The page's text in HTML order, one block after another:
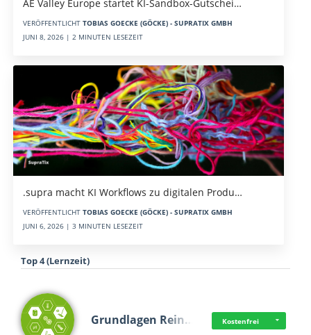
AE Valley Europe startet KI-Sandbox-Gutschei…
VERÖFFENTLICHT TOBIAS GOECKE (GÖCKE) - SUPRATIX GMBH
JUNI 8, 2026 | 2 MINUTEN LESEZEIT
.supra macht KI Workflows zu digitalen Produ…
VERÖFFENTLICHT TOBIAS GOECKE (GÖCKE) - SUPRATIX GMBH
JUNI 6, 2026 | 3 MINUTEN LESEZEIT
Top 4 (Lernzeit)
Grundlagen Rein… Kostenfrei